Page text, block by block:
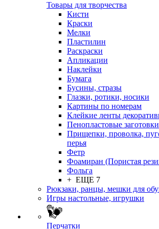
Товары для творчества
Кисти
Краски
Мелки
Пластилин
Раскраски
Апликации
Наклейки
Бумага
Бусины, стразы
Глазки, ротики, носики
Картины по номерам
Клейкие ленты
Пенопластовые заготовки
Прищепки, проволка,
перья
Фетр
Фоамиран (Пористая
Фольга
+ ЕЩЕ 7
Рюкзаки, ранцы, мешки для
Игры настольные, игрушки
Перчатки